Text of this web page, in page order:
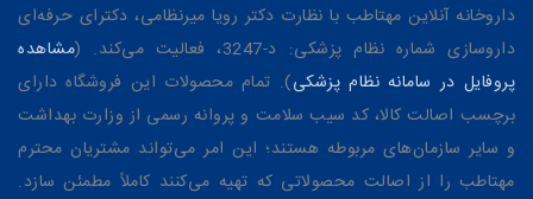
داروخانه آنلاین مهتاطب با نظارت دکتر رویا میرنظامی، دکترای حرفه‌ای
داروسازی شماره نظام پزشکی: د-3247، فعالیت می‌کند. (
مشاهده
پروفایل در سامانه نظام پزشکی). تمام محصولات این فروشگاه دارای
برچسب اصالت کالا، کد سیب سلامت و پروانه رسمی از وزارت بهداشت
و سایر سازمان‌های مربوطه هستند؛ این امر می‌تواند مشتریان محترم
مهتاطب را از اصالت محصولاتی که تهیه می‌کنند کاملاً مطمئن سازد.